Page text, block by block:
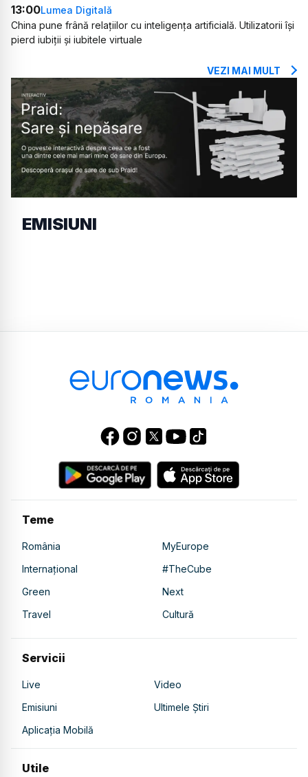
13:00Lumea Digitală
China pune frână relațiilor cu inteligența artificială. Utilizatorii își
pierd iubiții și iubitele virtuale
VEZI MAI MULT
EMISIUNI
Teme
România
MyEurope
Internațional
#TheCube
Green
Next
Travel
Cultură
Servicii
Live
Video
Emisiuni
Ultimele Știri
Aplicația Mobilă
Utile